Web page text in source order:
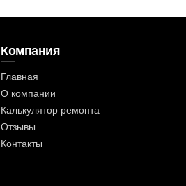
Компания
Главная
О компании
Калькулятор ремонта
Отзывы
Контакты